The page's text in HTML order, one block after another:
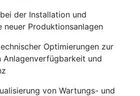
der Installation und
neuer Produktionsanlagen
Optimierungen zur
Anlagenverfügbarkeit und
von Wartungs- und